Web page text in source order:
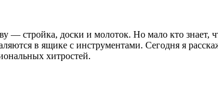
— стройка, доски и молоток. Но мало кто знает,
в ящике с инструментами. Сегодня я
хитростей.